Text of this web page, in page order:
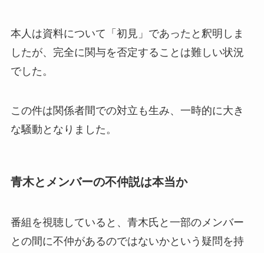
本人は資料について「初見」であったと釈明しま
したが、完全に関与を否定することは難しい状況
でした。
この件は関係者間での対立も生み、一時的に大き
な騒動となりました。
青木とメンバーの不仲説は本当か
番組を視聴していると、青木氏と一部のメンバー
との間に不仲があるのではないかという疑問を持